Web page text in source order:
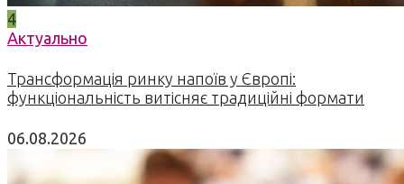
4
Актуально
Трансформація ринку напоїв у Європі:
функціональність витісняє традиційні формати
06.08.2026